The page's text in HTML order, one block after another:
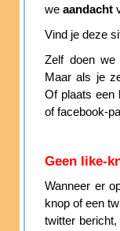
we aandacht
Vind je deze
Zelf doen we
Maar als je
Of plaats een
of facebook-
Geen like-
Wanneer er
knop of een
twitter